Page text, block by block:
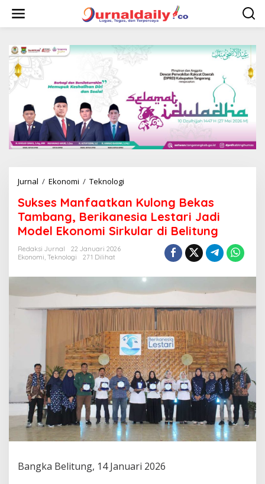
w
Jurnal / Ekonomi / Teknologi
k
s
e
s
f
t
a
n
K
u
l
o
n
g
B
e
k
T
Sukses Manfaatkan Kulong Bekas
Tambang, Berikanesia Lestari Jadi
Model Ekonomi Sirkular di Belitung
Redaksi Jurnal
22 Januari 2026
Ekonomi Teknologi 271 Dilihat
Bangka Belitung, 14 Januari 2026